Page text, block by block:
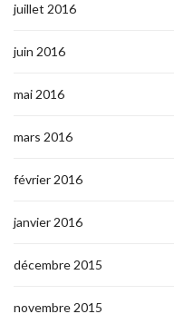
juillet 2016
juin 2016
mai 2016
mars 2016
février 2016
janvier 2016
décembre 2015
novembre 2015